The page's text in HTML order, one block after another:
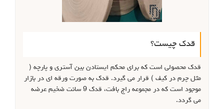
قدک چیست؟
قدک محصولی است که برای محکم ایستادن بین آستری و پارچه (
مثل چرم در کیف ) قرار می گیرد. قدک به صورت ورقه ای در بازار
موجود است که در مجموعه راج بافت، قدک 9 سانت ضخیم عرضه
می گردد.